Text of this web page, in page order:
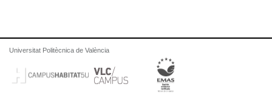
Universitat Politècnica de València